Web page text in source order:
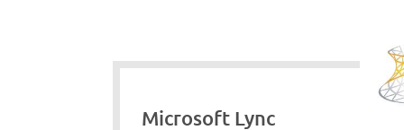
Microsoft Lync